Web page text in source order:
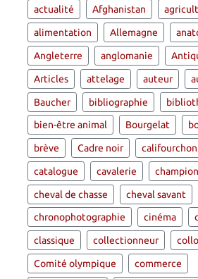
actualité Afghanistan
alimentation Allemagne
Angleterre anglomanie
Articles attelage auteur
Baucher bibliographie
bien-être animal Bourgelat
brève Cadre noir califourchon
catalogue cavalerie champion
cheval de chasse cheval savant
chronophotographie cinéma
classique collectionneur
Comité olympique commerce